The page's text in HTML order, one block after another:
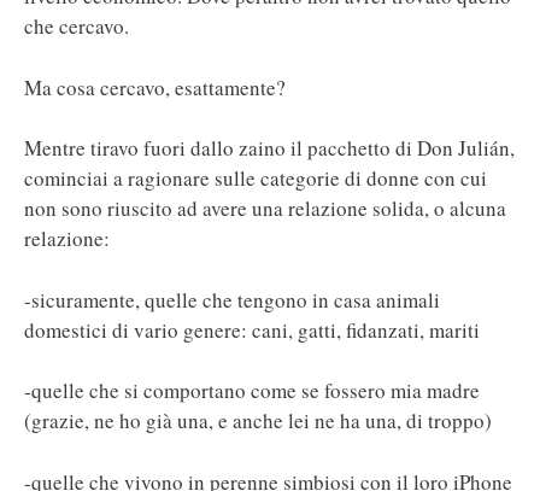
che cercavo.
Ma cosa cercavo, esattamente?
Mentre tiravo fuori dallo zaino il pacchetto di Don Julián,
cominciai a ragionare sulle categorie di donne con cui
non sono riuscito ad avere una relazione solida, o alcuna
relazione:
-sicuramente, quelle che tengono in casa animali
domestici di vario genere: cani, gatti, fidanzati, mariti
-quelle che si comportano come se fossero mia madre
(grazie, ne ho già una, e anche lei ne ha una, di troppo)
-quelle che vivono in perenne simbiosi con il loro iPhone